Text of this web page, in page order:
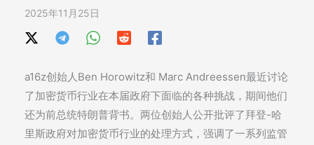
2025年11月25日
a16z创始人Ben Horowitz和 Marc Andreessen最近讨论
了加密货币行业在本届政府下面临的各种挑战，期间他们
还为前总统特朗普背书。两位创始人公开批评了拜登-哈
里斯政府对加密货币行业的处理方式，强调了一系列监管